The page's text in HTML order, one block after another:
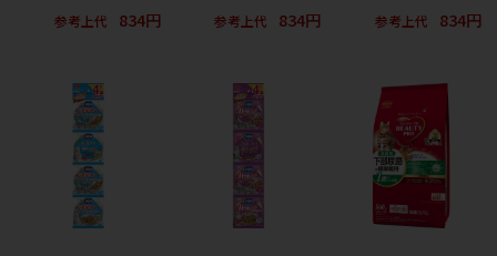
参考上代
834円
参考上代
834円
参考上代
834円